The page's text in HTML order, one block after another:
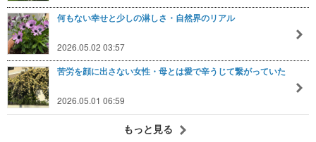
何もない幸せと少しの淋しさ・自然界のリアル
2026.05.02 03:57
苦労を顔に出さない女性・母とは愛で辛うじて繋がっていた
2026.05.01 06:59
もっと見る